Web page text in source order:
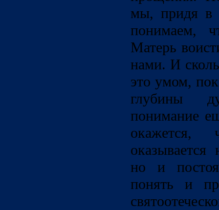
мы, придя в
понимаем,
Матерь
нами. И
это умом,
глубины
понимание
окажется,
но и
понять и